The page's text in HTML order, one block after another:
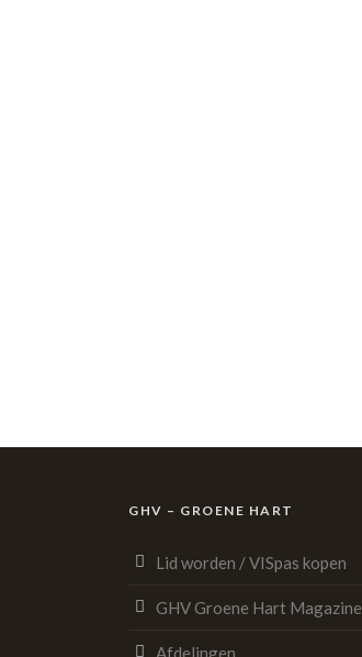
GHV – GROENE HART
Lid worden / VISpas kopen
GHV Groene Hart Magazine
Afdelingen